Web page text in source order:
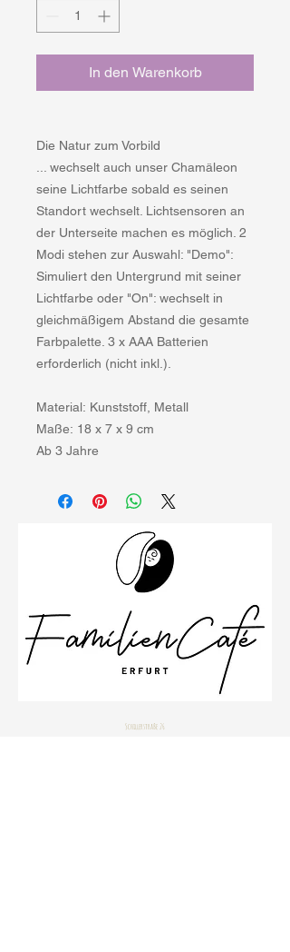
In den Warenkorb
Die Natur zum Vorbild
... wechselt auch unser Chamäleon
seine Lichtfarbe sobald es seinen
Standort wechselt. Lichtsensoren an
der Unterseite machen es möglich. 2
Modi stehen zur Auswahl: "Demo":
Simuliert den Untergrund mit seiner
Lichtfarbe oder "On": wechselt in
gleichmäßigem Abstand die gesamte
Farbpalette. 3 x AAA Batterien
erforderlich (nicht inkl.).
Material: Kunststoff, Metall
Maße: 18 x 7 x 9 cm
Ab 3 Jahre
Schillerstraße 26